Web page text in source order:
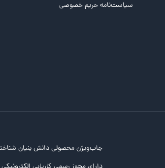
سیاست‌نامه حریم خصوصی
جاب‌ویژن محصولی دانش بنیان